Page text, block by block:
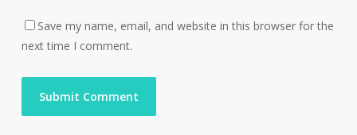
Save my name, email, and website in this browser for the
next time I comment.